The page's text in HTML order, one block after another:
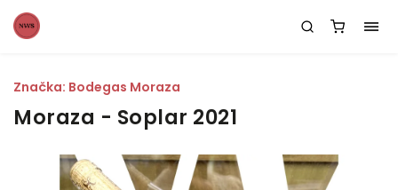
Moraza - Soplar 2021
Značka: Bodegas Moraza